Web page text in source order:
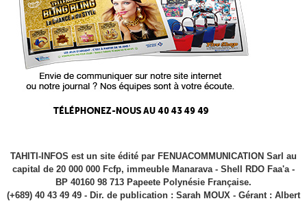
TAHITI-INFOS est un site édité par FENUACOMMUNICATION Sarl au
capital de 20 000 000 Fcfp, immeuble Manarava - Shell RDO Faa'a -
BP 40160 98 713 Papeete Polynésie Française.
(+689) 40 43 49 49 - Dir. de publication : Sarah MOUX - Gérant : Albert